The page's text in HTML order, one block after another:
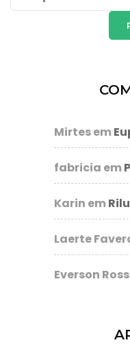
por:
Mirtesem
fabricia em
Karin em
Laerte
Everson